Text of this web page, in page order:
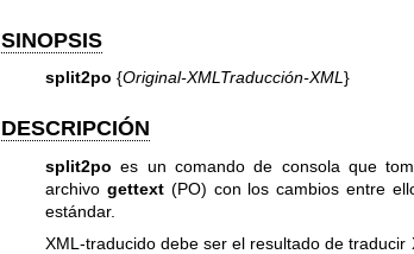
SINOPSIS
split2po {Original-XML Traducción-XML }
DESCRIPCIÓN
split2po es un comando de consola que
archivo gettext(PO) con los cambios entre
estándar.
XML-traducido debe ser el resultado de